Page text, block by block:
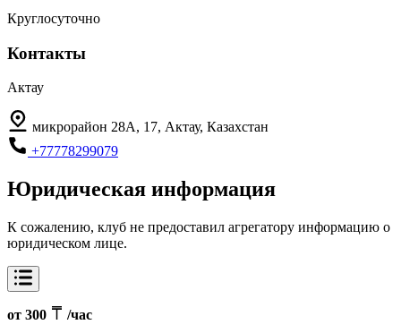
Круглосуточно
Контакты
Актау
микрорайон 28А, 17, Актау, Казахстан
+77778299079
Юридическая информация
К сожалению, клуб не предоставил агрегатору информацию о
юридическом лице.
от 300 /час